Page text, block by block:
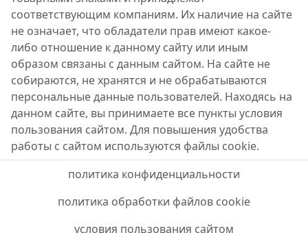
соответствующим компаниям. Их наличие на сайте
не означает, что обладатели прав имеют какое-
либо отношение к данному сайту или иным
образом связаны с данным сайтом. На сайте не
собираются, не хранятся и не обрабатываются
персональные данные пользователей. Находясь на
данном сайте, вы принимаете все пункты условия
пользования сайтом. Для повышения удобства
работы с сайтом используются файлы cookie.
политика конфиденциальности
политика обработки файлов cookie
условия пользования сайтом